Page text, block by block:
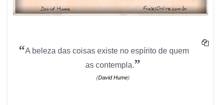
“A beleza das coisas existe no espírito de quem
as contempla.”
(David Hume)